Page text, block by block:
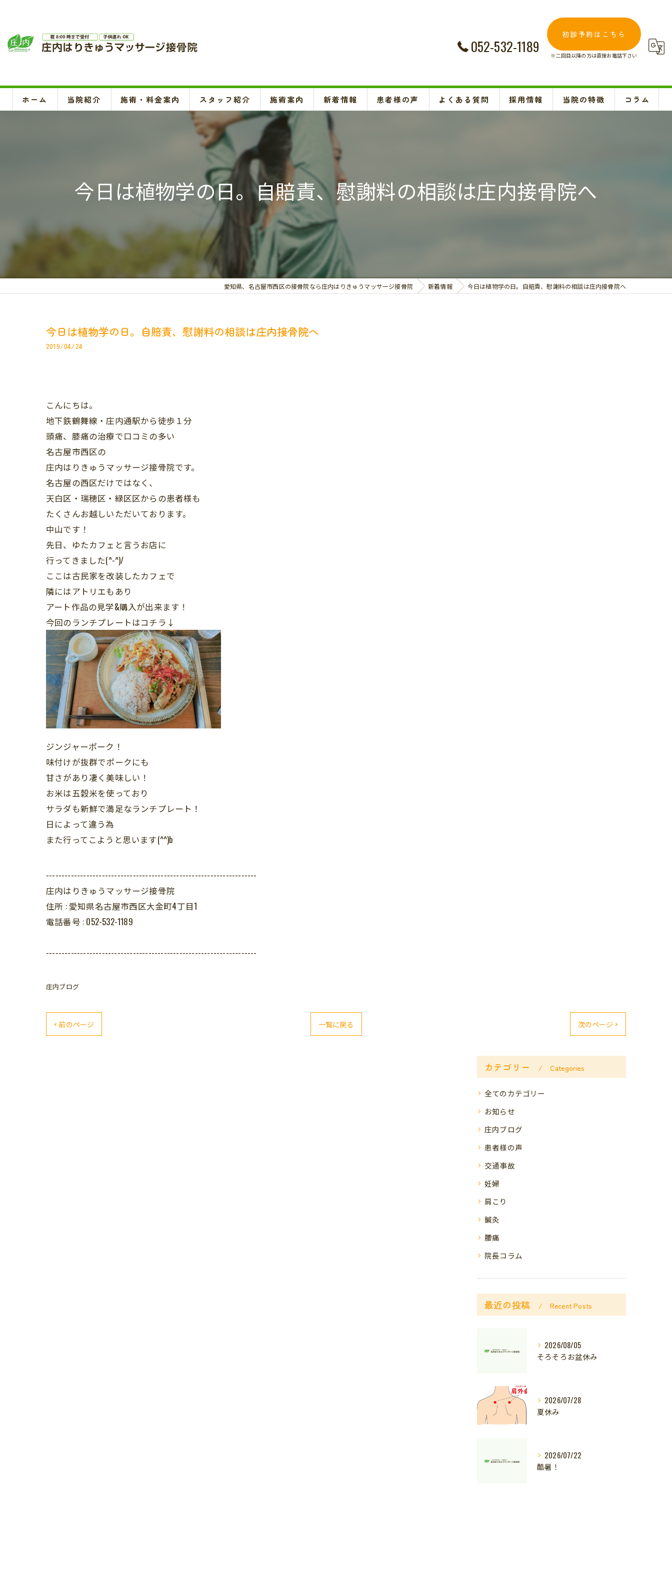
052-532-1189
初診予約はこちら
※二回目以降の方は直接お電話下さい
ホーム 当院紹介 施術・料金案内 スタッフ紹介 施術案内
頚椎、背骨、骨盤矯正、O脚矯正
ハイボルテージ・超音波治療、超短波治療
鍼灸(はり、きゅう)
悪阻・安産・逆子治療、不妊治療
交通事故治療
お悩み別の治療
新着情報 患者様の声 よくある質問 採用情報 当院の特徴
腰痛
コラム
今日は植物学の日。自賠責、慰謝料の相談は庄内接骨院へ
愛知県、名古屋市西区の接骨院なら庄内はりきゅうマッサージ接骨院 新着情報 今日は植物学の日。自賠責、慰謝料の相談は庄内接骨院へ
今日は植物学の日。自賠責、慰謝料の相談は庄内接骨院へ
2019/04/24
こんにちは。
地下鉄鶴舞線・庄内通駅から徒歩１分
頭痛、膝痛の治療で口コミの多い
名古屋市西区の
庄内はりきゅうマッサージ接骨院です。
名古屋の西区だけではなく、
天白区・瑞穂区・緑区区からの患者様も
たくさんお越しいただいております。
中山です！
先日、ゆたカフェと言うお店に
行ってきました(^-^)/
ここは古民家を改装したカフェで
隣にはアトリエもあり
アート作品の見学&購入が出来ます！
今回のランチプレートはコチラ↓
ジンジャーポーク！
味付けが抜群でポークにも
甘さがあり凄く美味しい！
お米は五穀米を使っており
サラダも新鮮で満足なランチプレート！
日によって違う為
また行ってこようと思います(^^)b
--------------------------------------------------------------------
庄内はりきゅうマッサージ接骨院
住所 : 愛知県名古屋市西区大金町4丁目1
電話番号 : 052-532-1189
--------------------------------------------------------------------
庄内ブログ
< 前のページ 一覧に戻る 次のページ >
カテゴリー Categories
全てのカテゴリー
お知らせ
庄内ブログ
患者様の声
交通事故
妊婦
肩こり
鍼灸
腰痛
院長コラム
最近の投稿 Recent Posts
2026/08/05
そろそろお盆休み
2026/07/28
夏休み
2026/07/22
酷暑！